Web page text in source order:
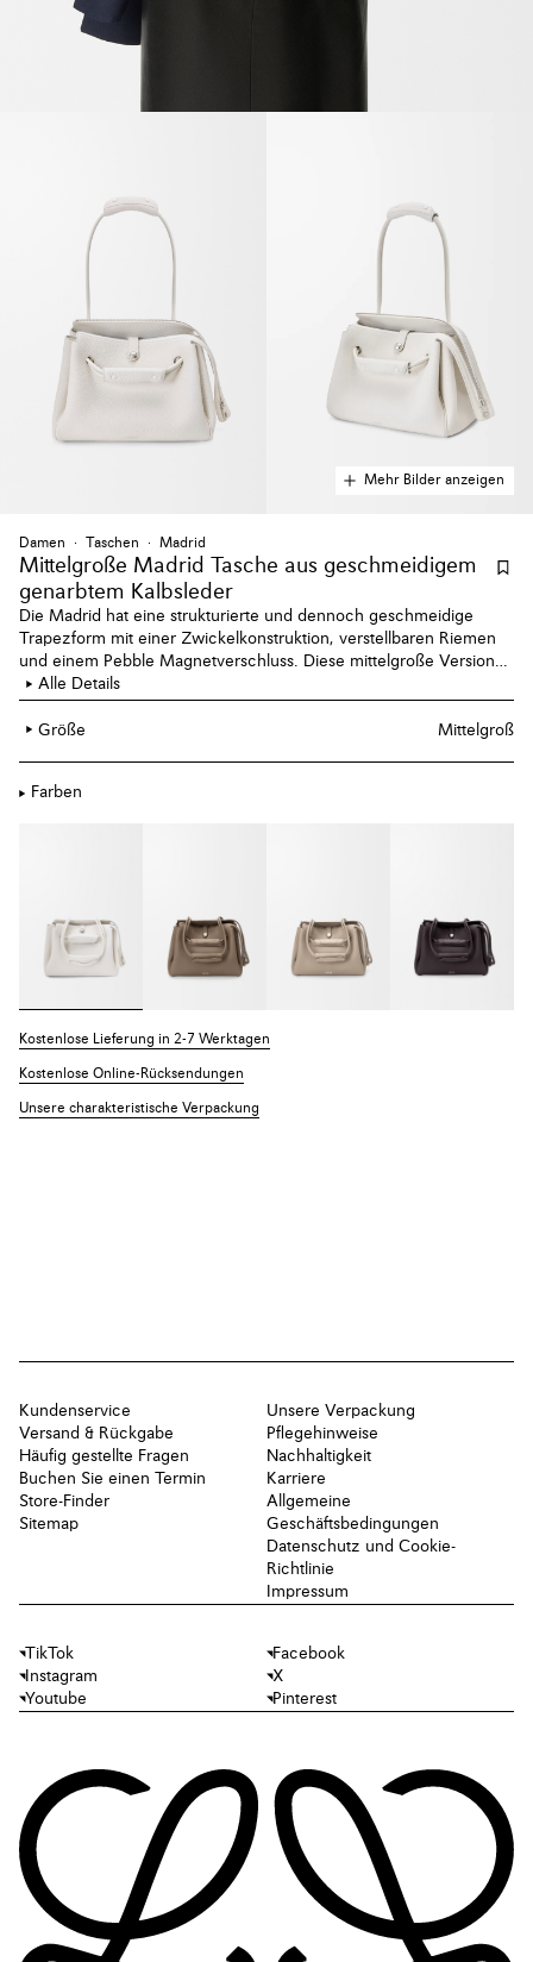
Mehr Bilder anzeigen
Damen Taschen Madrid
Mittelgroße Madrid Tasche aus geschmeidigem
genarbtem Kalbsleder
Die Madrid hat eine strukturierte und dennoch geschmeidige
Trapezform mit einer Zwickelkonstruktion, verstellbaren Riemen
und einem Pebble Magnetverschluss. Diese mittelgroße Version
ist aus geschmeidigem genarbtem Kalbsleder gefertigt.
Alle Details
Größe Mittelgroß
Farben
Kostenlose Lieferung in 2-7 Werktagen
Kostenlose Online-Rücksendungen
Unsere charakteristische Verpackung
Kundenservice
Versand & Rückgabe
Häufig gestellte Fragen
Buchen Sie einen Termin
Store-Finder
Sitemap
Unsere Verpackung
Pflegehinweise
Nachhaltigkeit
Karriere
Allgemeine
Geschäftsbedingungen
Datenschutz und Cookie-
Richtlinie
Impressum
TikTok
Facebook
Instagram
X
Youtube
Pinterest